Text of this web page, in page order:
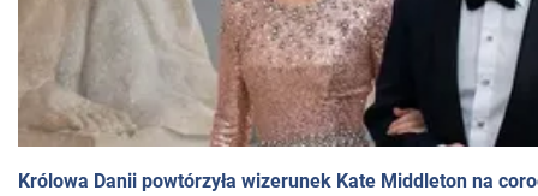
Królowa Danii powtórzyła wizerunek Kate Middleton na